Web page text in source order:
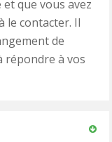
que vous avez
le contacter. Il
de
répondre à vos